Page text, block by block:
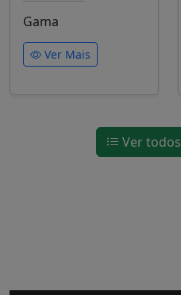
Gama
Ver Mais
Ver